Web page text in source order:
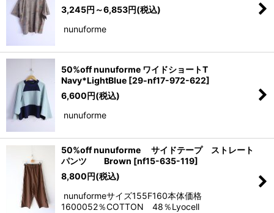
3,245円 ～6,853円(税込)
nunuforme
50%off nunuforme ワイドショートT
Navy*LightBlue [29-nf17-972-622]
6,600円(税込)
nunuforme
50%off nunuforme サイドテープ ストレート
パンツ Brown [nf15-635-119]
8,800 円(税込)
nunuformeサイズ155F160本体価格
1600052％COTTON 48％Lyocell